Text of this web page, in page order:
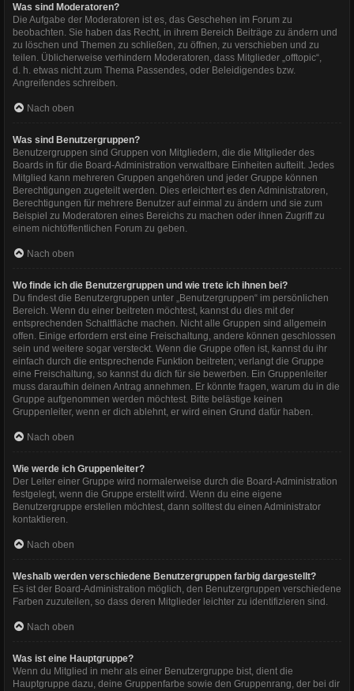
Was sind Moderatoren?
Die Aufgabe der Moderatoren ist es, das Geschehen im Forum zu
beobachten. Sie haben das Recht, in ihrem Bereich Beiträge zu ändern und
zu löschen und Themen zu schließen, zu öffnen, zu verschieben und zu
teilen. Üblicherweise verhindern Moderatoren, dass Mitglieder „offtopic“,
d. h. etwas nicht zum Thema Passendes, oder Beleidigendes bzw.
Angreifendes schreiben.
Nach oben
Was sind Benutzergruppen?
Benutzergruppen sind Gruppen von Mitgliedern, die die Mitglieder des
Boards in für die Board-Administration verwaltbare Einheiten aufteilt. Jedes
Mitglied kann mehreren Gruppen angehören und jeder Gruppe können
Berechtigungen zugeteilt werden. Dies erleichtert es den Administratoren,
Berechtigungen für mehrere Benutzer auf einmal zu ändern und sie zum
Beispiel zu Moderatoren eines Bereichs zu machen oder ihnen Zugriff zu
einem nichtöffentlichen Forum zu geben.
Nach oben
Wo finde ich die Benutzergruppen und wie trete ich ihnen bei?
Du findest die Benutzergruppen unter „Benutzergruppen“ im persönlichen
Bereich. Wenn du einer beitreten möchtest, kannst du dies mit der
entsprechenden Schaltfläche machen. Nicht alle Gruppen sind allgemein
offen. Einige erfordern erst eine Freischaltung, andere können geschlossen
sein und weitere sogar versteckt. Wenn die Gruppe offen ist, kannst du ihr
einfach durch die entsprechende Funktion beitreten; verlangt die Gruppe
eine Freischaltung, so kannst du dich für sie bewerben. Ein Gruppenleiter
muss daraufhin deinen Antrag annehmen. Er könnte fragen, warum du in die
Gruppe aufgenommen werden möchtest. Bitte belästige keinen
Gruppenleiter, wenn er dich ablehnt, er wird einen Grund dafür haben.
Nach oben
Wie werde ich Gruppenleiter?
Der Leiter einer Gruppe wird normalerweise durch die Board-Administration
festgelegt, wenn die Gruppe erstellt wird. Wenn du eine eigene
Benutzergruppe erstellen möchtest, dann solltest du einen Administrator
kontaktieren.
Nach oben
Weshalb werden verschiedene Benutzergruppen farbig dargestellt?
Es ist der Board-Administration möglich, den Benutzergruppen verschiedene
Farben zuzuteilen, so dass deren Mitglieder leichter zu identifizieren sind.
Nach oben
Was ist eine Hauptgruppe?
Wenn du Mitglied in mehr als einer Benutzergruppe bist, dient die
Hauptgruppe dazu, deine Gruppenfarbe sowie den Gruppenrang, der bei dir